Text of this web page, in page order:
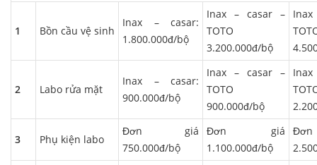
1 Bồn cầu vệ sinh
Inax – casar:
1.800.000đ/bộ
Inax – casar –
TOTO
3.200.000đ/bộ
2 Labo rửa mặt
Inax – casar:
900.000đ/bộ
Inax – casar –
TOTO
900.000đ/bộ
3 Phụ kiện labo
Đơn giá
750.000đ/bộ
Đơn giá
1.100.000đ/bộ